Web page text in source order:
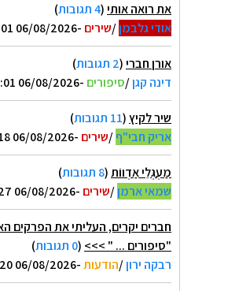
את רואה אותי(4 תגובות
)
אודי גלבמן/שירים -06/08/2026 21:01
אורן חברי(2 תגובות
)
דינה קגן/סיפורים -06/08/2026 16:01
שיר לקיץ(11 תגובות
)
אריק חבי"ף/שירים -06/08/2026 15:18
מַעְגְּלֵי אַדְווֹת(8 תגובות
)
שמאי ארמן/שירים -06/08/2026 13:27
חברים יקרים, העליתי את הפרקים
"סיפורים ... " >>> (0 תגובות
)
רבקה ירון/הודעות-06/08/2026 12:20